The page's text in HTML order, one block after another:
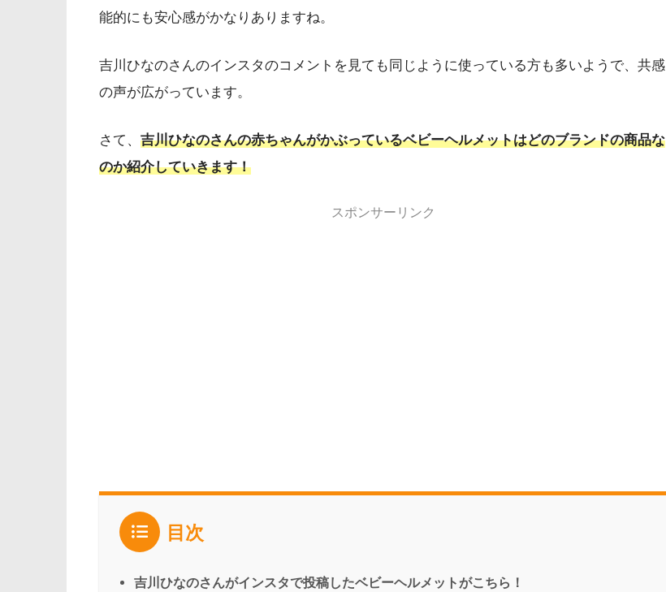
能的にも安心感がかなりありますね。
吉川ひなのさんのインスタのコメントを見ても同じように使っている方も多いようで、共感
の声が広がっています。
さて、 吉川ひなのさんの赤ちゃんがかぶっているベビーヘルメットはどのブランドの商品な
のか紹介していきます！
スポンサーリンク
目次
吉川ひなのさんがインスタで投稿したベビーヘルメットがこちら！